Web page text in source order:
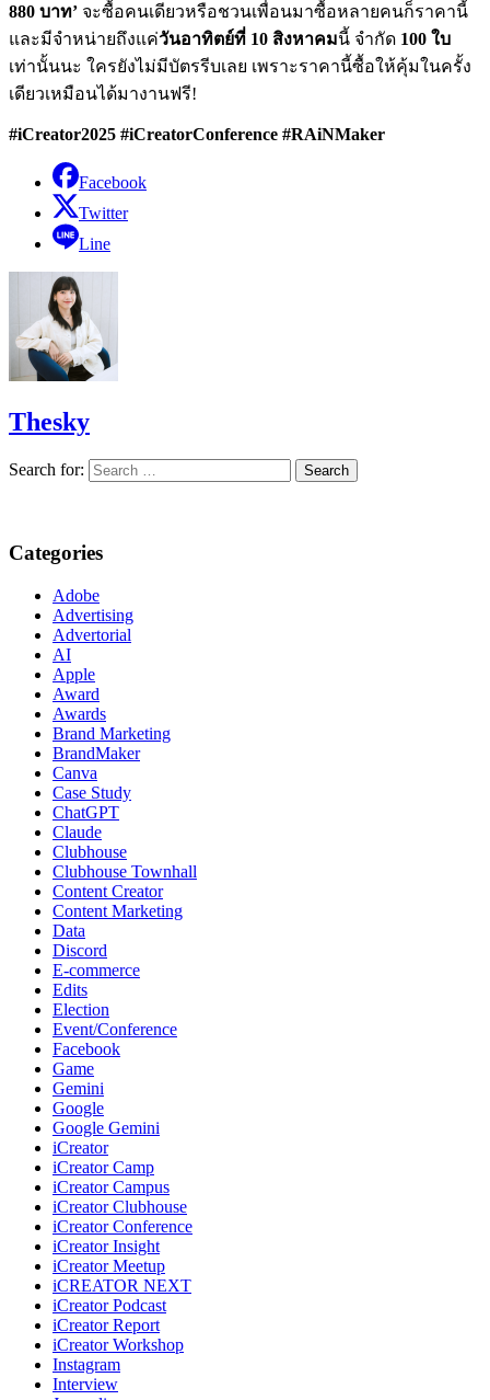
880 บาท’ จะซื้อคนเดียวหรือชวนเพื่อนมาซื้อหลายคนก็ราคานี้
และมีจำหน่ายถึงแค่วันอาทิตย์ที่ 10 สิงหาคมนี้ จำกัด 100 ใบ
เท่านั้นนะ ใครยังไม่มีบัตรรีบเลย เพราะราคานี้ซื้อให้คุ้มในครั้ง
เดียวเหมือนได้มางานฟรี!
#iCreator2025 #iCreatorConference #RAiNMaker
Facebook
Twitter
Line
Thesky
Search for:
Categories
Adobe
Advertising
Advertorial
AI
Apple
Award
Awards
Brand Marketing
BrandMaker
Canva
Case Study
ChatGPT
Claude
Clubhouse
Clubhouse Townhall
Content Creator
Content Marketing
Data
Discord
E-commerce
Edits
Election
Event/Conference
Facebook
Game
Gemini
Google
Google Gemini
iCreator
iCreator Camp
iCreator Campus
iCreator Clubhouse
iCreator Conference
iCreator Insight
iCreator Meetup
iCREATOR NEXT
iCreator Podcast
iCreator Report
iCreator Workshop
Instagram
Interview